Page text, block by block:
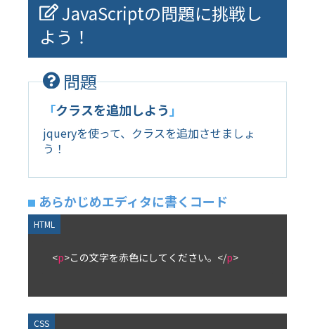
JavaScriptの問題に挑戦し
よう！
問題
「クラスを追加しよう 」
jqueryを使って、クラスを追加させましょ
う！
あらかじめエディタに書くコード
<p>この文字を赤色にしてください。 </p>